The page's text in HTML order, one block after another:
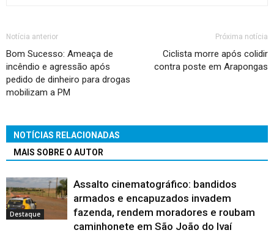
Notícia anterior
Bom Sucesso: Ameaça de
incêndio e agressão após
pedido de dinheiro para drogas
mobilizam a PM
Próxima notícia
Ciclista morre após colidir
contra poste em Arapongas
NOTÍCIAS RELACIONADAS
MAIS SOBRE O AUTOR
Destaque
Assalto cinematográfico: bandidos
armados e encapuzados invadem
fazenda, rendem moradores e roubam
caminhonete em São João do Ivaí